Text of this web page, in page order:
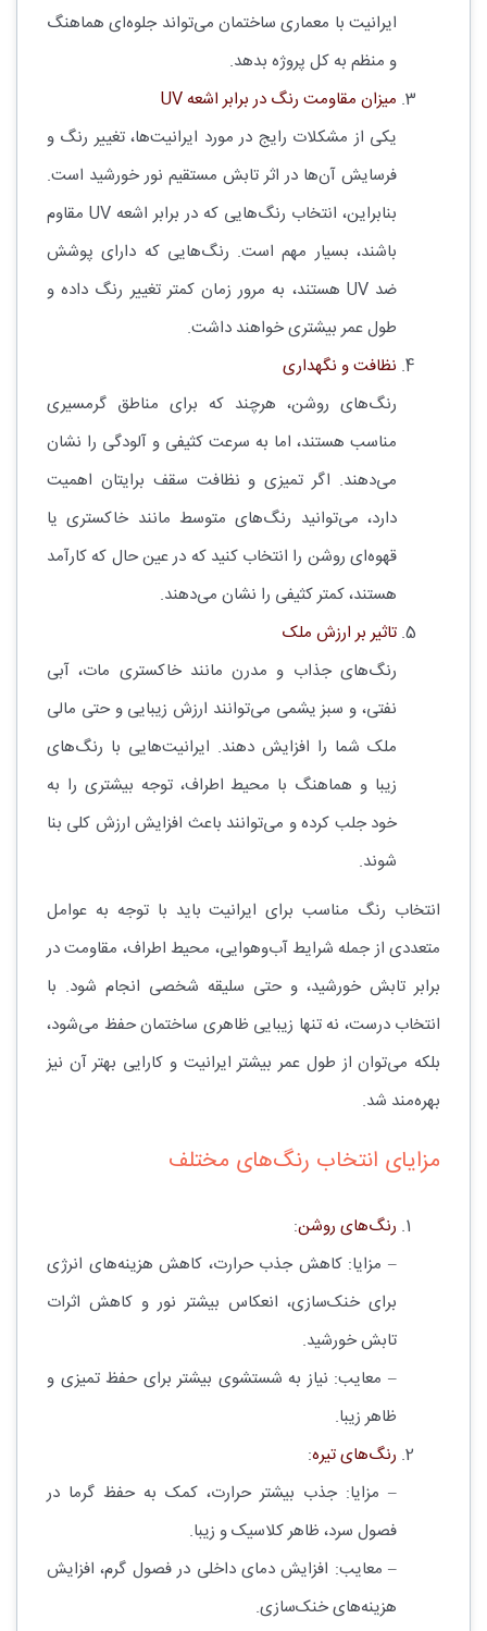
ایرانیت با معماری ساختمان می‌تواند جلوه‌ای هماهنگ
و منظم به کل پروژه بدهد.
میزان مقاومت رنگ در برابر اشعه UV
یکی از مشکلات رایج در مورد ایرانیت‌ها، تغییر رنگ و
فرسایش آن‌ها در اثر تابش مستقیم نور خورشید است.
بنابراین، انتخاب رنگ‌هایی که در برابر اشعه UV مقاوم
باشند، بسیار مهم است. رنگ‌هایی که دارای پوشش
ضد UV هستند، به مرور زمان کمتر تغییر رنگ داده و
طول عمر بیشتری خواهند داشت.
نظافت و نگهداری
رنگ‌های روشن، هرچند که برای مناطق گرمسیری
مناسب هستند، اما به سرعت کثیفی و آلودگی را نشان
می‌دهند. اگر تمیزی و نظافت سقف برایتان اهمیت
دارد، می‌توانید رنگ‌های متوسط مانند خاکستری یا
قهوه‌ای روشن را انتخاب کنید که در عین حال که کارآمد
هستند، کمتر کثیفی را نشان می‌دهند.
تاثیر بر ارزش ملک
رنگ‌های جذاب و مدرن مانند خاکستری مات، آبی
نفتی، و سبز یشمی می‌توانند ارزش زیبایی و حتی مالی
ملک شما را افزایش دهند. ایرانیت‌هایی با رنگ‌های
زیبا و هماهنگ با محیط اطراف، توجه بیشتری را به
خود جلب کرده و می‌توانند باعث افزایش ارزش کلی بنا
شوند.
انتخاب رنگ مناسب برای ایرانیت باید با توجه به عوامل
متعددی از جمله شرایط آب‌وهوایی، محیط اطراف، مقاومت در
برابر تابش خورشید، و حتی سلیقه شخصی انجام شود. با
انتخاب درست، نه تنها زیبایی ظاهری ساختمان حفظ می‌شود،
بلکه می‌توان از طول عمر بیشتر ایرانیت و کارایی بهتر آن نیز
بهره‌مند شد.
مزایای انتخاب رنگ‌های مختلف
رنگ‌های روشن:
– مزایا: کاهش جذب حرارت، کاهش هزینه‌های انرژی
برای خنک‌سازی، انعکاس بیشتر نور و کاهش اثرات
تابش خورشید.
– معایب: نیاز به شستشوی بیشتر برای حفظ تمیزی و
ظاهر زیبا.
رنگ‌های تیره:
– مزایا: جذب بیشتر حرارت، کمک به حفظ گرما در
فصول سرد، ظاهر کلاسیک و زیبا.
– معایب: افزایش دمای داخلی در فصول گرم، افزایش
هزینه‌های خنک‌سازی.